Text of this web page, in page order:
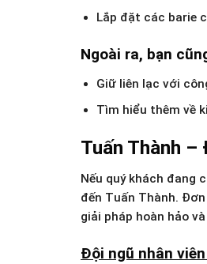
Lắp đặt các barie
Ngoài ra, bạn
Giữ liên lạc với
Tìm hiểu thêm về
Tuấn Thành
Nếu quý khách đang
đến Tuấn Thành.
giải pháp hoàn hảo
Đội ngũ nhân